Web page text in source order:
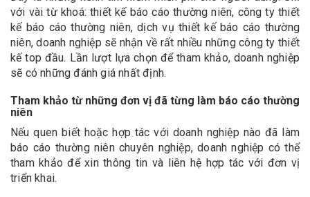
với vài từ khoá: thiết kế báo cáo thường niên, công ty thiết
kế báo cáo thường niên, dịch vụ thiết kế báo cáo thường
niên, doanh nghiệp sẽ nhận về rất nhiều những công ty thiết
kế top đầu. Lần lượt lựa chọn để tham khảo, doanh nghiệp
sẽ có những đánh giá nhất định.
Tham khảo từ những đơn vị đã từng làm báo cáo thường
niên
Nếu quen biết hoặc hợp tác với doanh nghiệp nào đã làm
báo cáo thường niên chuyên nghiệp, doanh nghiệp có thể
tham khảo để xin thông tin và liên hệ hợp tác với đơn vị
triển khai.